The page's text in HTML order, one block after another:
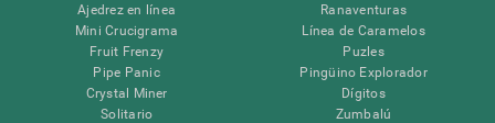
Ajedrez en línea
Mini Crucigrama
Fruit Frenzy
Pipe Panic
Crystal Miner
Solitario
Ranaventuras
Línea de Caramelos
Puzles
Pingüino Explorador
Dígitos
Zumbalú